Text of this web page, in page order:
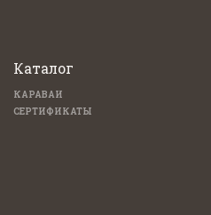
Каталог
КАРАВАИ
СЕРТИФИКАТЫ